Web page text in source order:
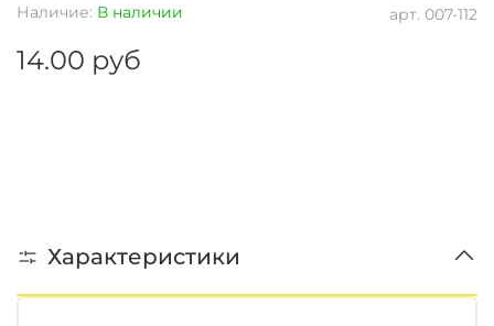
арт. 007-112
Наличие: В наличии
14.00 руб
Характеристики